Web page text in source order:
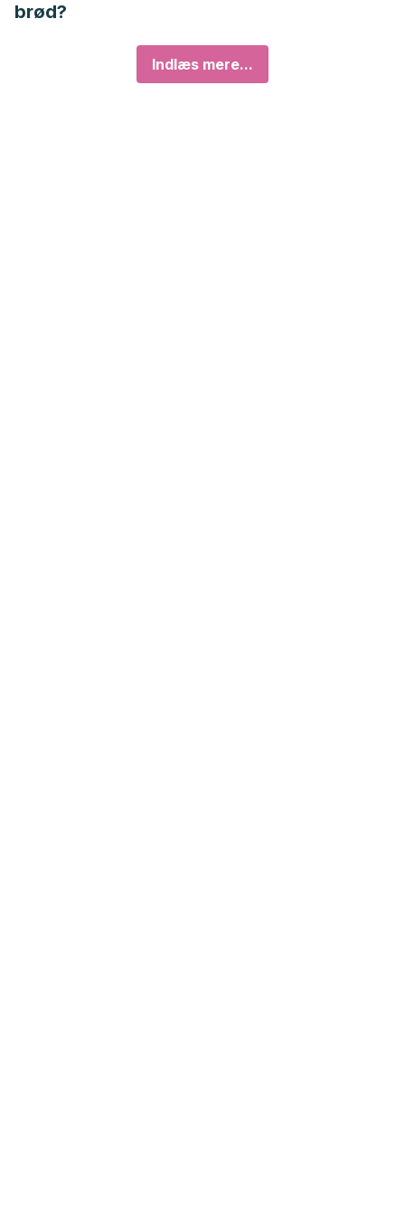
brød?
Indlæs mere...